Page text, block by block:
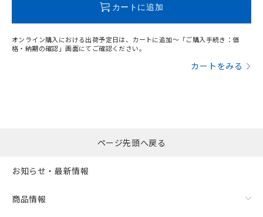
カートに追加
オンライン購入における出荷予定日は、カートに追加～「ご購入手続き：価
格・納期の確認」画面にてご確認ください。
カートをみる
ページ先頭へ戻る
お知らせ・最新情報
商品情報